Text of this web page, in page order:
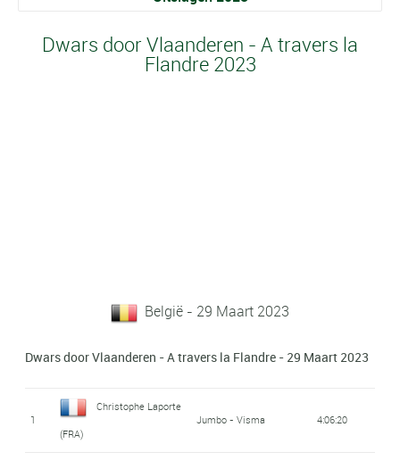
Dwars door Vlaanderen - A travers la
Flandre 2023
België - 29 Maart 2023
Dwars door Vlaanderen - A travers la Flandre - 29 Maart 2023
1
Christophe Laporte
(FRA)
Jumbo - Visma 4:06:20